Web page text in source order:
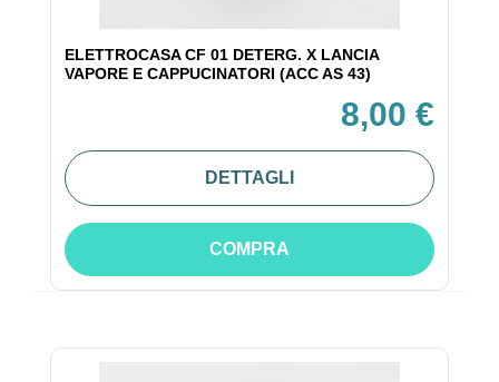
ELETTROCASA CF 01 DETERG. X LANCIA
VAPORE E CAPPUCINATORI (ACC AS 43)
8,00 €
DETTAGLI
COMPRA